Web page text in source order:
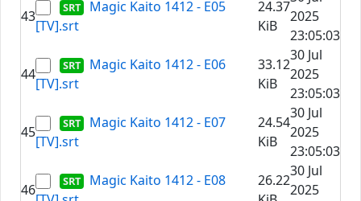
43
Magic Kaito 1412 - E05
[TV].srt
24.37
KiB
2025
23:05:03
44
Magic Kaito 1412 - E06
[TV].srt
33.12
KiB
30 Jul
2025
23:05:03
45
Magic Kaito 1412 - E07
[TV].srt
24.54
KiB
30 Jul
2025
23:05:03
46
Magic Kaito 1412 - E08
26.22
30 Jul
2025